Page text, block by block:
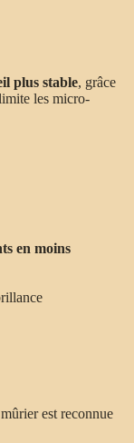
plus stable, grâce
les micro-
en moins
est reconnue